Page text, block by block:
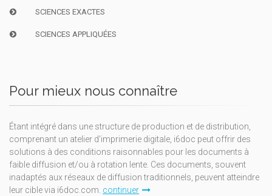
SCIENCES EXACTES
SCIENCES APPLIQUÉES
Pour mieux nous connaître
Étant intégré dans une structure de production et de distribution,
comprenant un atelier d'imprimerie digitale, i6doc peut offrir des
solutions à des conditions raisonnables pour les documents à
faible diffusion et/ou à rotation lente. Ces documents, souvent
inadaptés aux réseaux de diffusion traditionnels, peuvent atteindre
leur cible via i6doc.com. continuer